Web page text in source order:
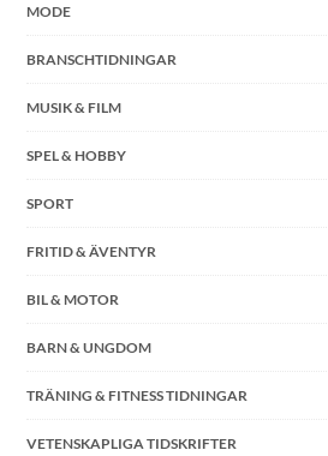
MODE
BRANSCHTIDNINGAR
MUSIK & FILM
SPEL & HOBBY
SPORT
FRITID & ÄVENTYR
BIL & MOTOR
BARN & UNGDOM
TRÄNING & FITNESS TIDNINGAR
VETENSKAPLIGA TIDSKRIFTER